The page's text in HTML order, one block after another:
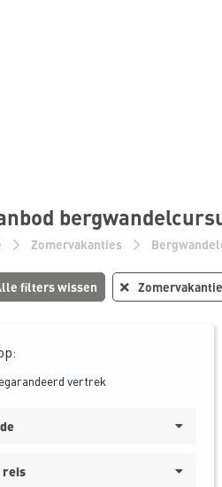
Zomervakanties
filters wissen
vertrek
reis